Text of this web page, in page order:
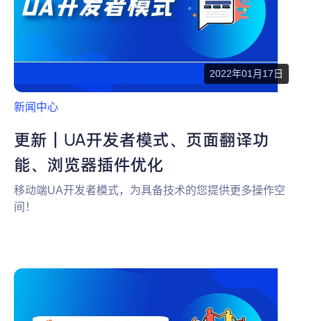
2022年01月17日
新闻中心
更新｜UA开发者模式、页面翻译功
能、浏览器插件优化
移动端UA开发者模式，为具备技术的您提供更多操作空
间！